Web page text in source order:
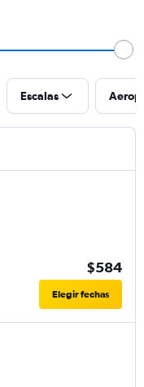
Escalas
$584
Elegir fechas